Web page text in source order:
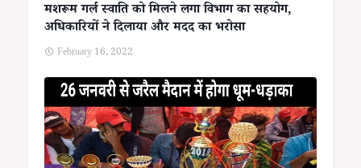
मशरूम गर्ल स्वाति को मिलने लगा विभाग का सहयोग,
अधिकारियों ने दिलाया और मदद का भरोसा
February 16, 2022